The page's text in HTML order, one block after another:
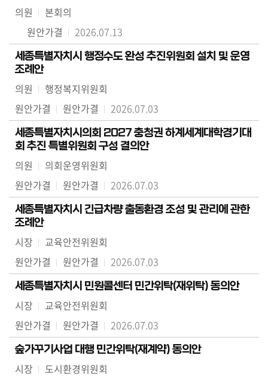
의원
본회의
원안가결
2026.07.13
세종특별자치시 행정수도 완성 추진위원회 설치 및 운영
조례안
의원
행정복지위원회
원안가결
원안가결 2026.07.03
세종특별자치시의회 2027 충청권 하계세계대학경기대
회 추진 특별위원회 구성 결의안
의원
의회운영위원회
원안가결
원안가결 2026.07.03
세종특별자치시 긴급차량 출동환경 조성 및 관리에 관한
조례안
시장
교육안전위원회
원안가결
원안가결 2026.07.03
세종특별자치시 민원콜센터 민간위탁(재위탁) 동의안
시장
교육안전위원회
원안가결
원안가결 2026.07.03
숲가꾸기사업 대행 민간위탁(재계약) 동의안
시장
도시환경위원회